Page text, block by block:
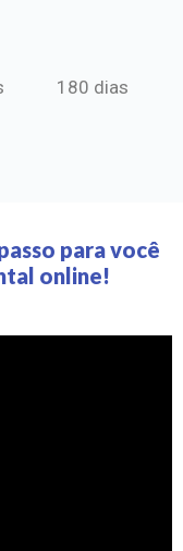
180 dias
para você
online!